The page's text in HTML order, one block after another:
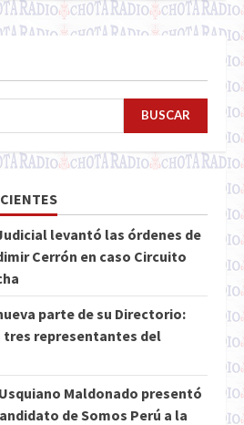
BUSCAR
levantó las órdenes de
Cerrón en caso Circuito
parte de su Directorio:
tres representantes del
Maldonado presentó
de Somos Perú a la